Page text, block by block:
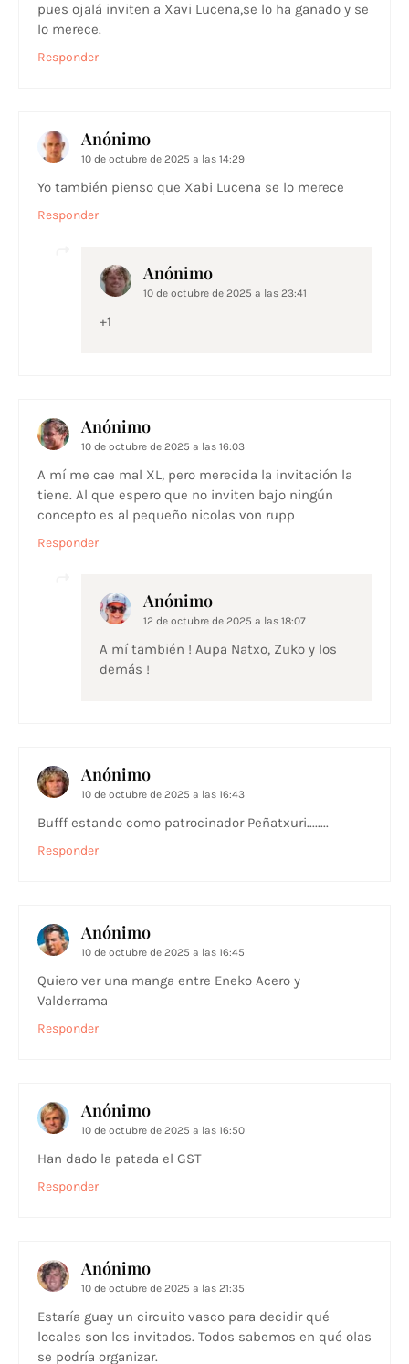
pues ojalá inviten a Xavi Lucena,se lo ha ganado y se
lo merece.
Responder
Anónimo
10 de octubre de 2025 a las 14:29
Yo también pienso que Xabi Lucena se lo merece
Responder
Anónimo
10 de octubre de 2025 a las 23:41
+1
Anónimo
10 de octubre de 2025 a las 16:03
A mí me cae mal XL, pero merecida la invitación la
tiene. Al que espero que no inviten bajo ningún
concepto es al pequeño nicolas von rupp
Responder
Anónimo
12 de octubre de 2025 a las 18:07
A mí también ! Aupa Natxo, Zuko y los
demás !
Anónimo
10 de octubre de 2025 a las 16:43
Bufff estando como patrocinador Peñatxuri........
Responder
Anónimo
10 de octubre de 2025 a las 16:45
Quiero ver una manga entre Eneko Acero y
Valderrama
Responder
Anónimo
10 de octubre de 2025 a las 16:50
Han dado la patada el GST
Responder
Anónimo
10 de octubre de 2025 a las 21:35
Estaría guay un circuito vasco para decidir qué
locales son los invitados. Todos sabemos en qué olas
se podría organizar.